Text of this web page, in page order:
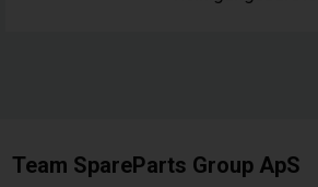
Team SpareParts Group ApS